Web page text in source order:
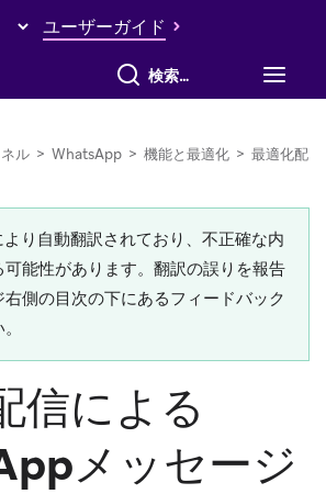
ユーザーガイド
すべて検索
ル > WhatsApp > 機能と最適化 > 最適化配
り自動翻訳されており、不正確な内
能性があります。翻訳の誤りを報告
側の目次の下にあるフィードバック
信による
メッセージ